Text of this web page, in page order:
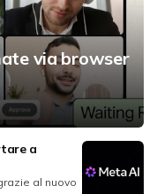
via browser
a
al nuovo